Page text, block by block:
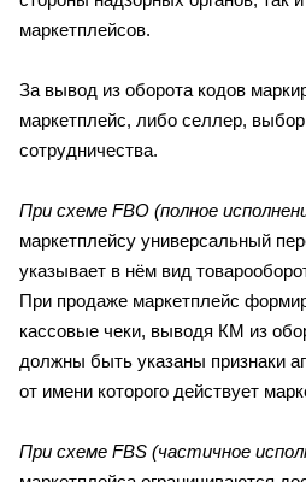
маркетплейсов.
За вывод из оборота кодов
маркетплейс, либо селлер,
сотрудничества.
При схеме FBO (полное
маркетплейсу универсальный
указывает в нём вид
При продаже маркетплейс
кассовые чеки, выводя КМ из
должны быть указаны признаки
от имени которого действует
При схеме FBS (частичное